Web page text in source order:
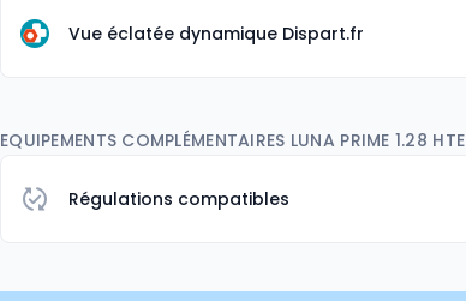
Vue éclatée dynamique Dispart.fr
EQUIPEMENTS COMPLÉMENTAIRES LUNA PRIME 1.28 HTE
Régulations compatibles